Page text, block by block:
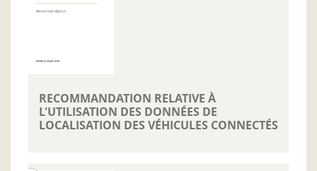
RECOMMANDATION RELATIVE À
L'UTILISATION DES DONNÉES DE
LOCALISATION DES VÉHICULES CONNECTÉS